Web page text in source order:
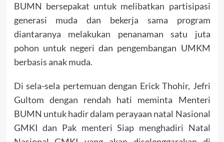
BUMN bersepakat untuk melibatkan partisipasi
generasi muda dan bekerja sama program
diantaranya melakukan penanaman satu juta
pohon untuk negeri dan pengembangan UMKM
berbasis anak muda.
Di sela-sela pertemuan dengan Erick Thohir, Jefri
Gultom dengan rendah hati meminta Menteri
BUMN untuk hadir dalam perayaan natal Nasional
GMKI dan Pak menteri Siap menghadiri Natal